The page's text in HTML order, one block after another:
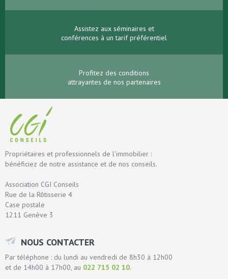
Assistez aux séminaires et
conférences à un tarif préférentiel
Profitez des conditions
attrayantes de nos partenaires
Propriétaires et professionnels de l'immobilier :
bénéficiez de notre assistance et de nos conseils.
Association CGI Conseils
Rue de la Rôtisserie 4
Case postale
1211 Genève 3
NOUS CONTACTER
Par téléphone : du lundi au vendredi de 8h30 à 12h00
et de 14h00 à 17h00, au 022 715 02 10.